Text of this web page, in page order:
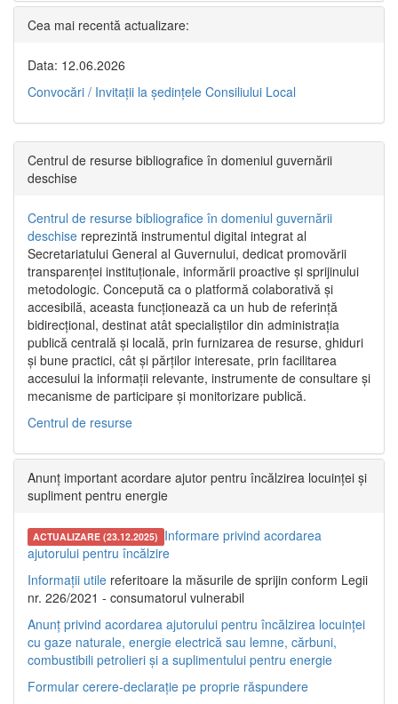
Cea mai recentă actualizare:
Data: 12.06.2026
Convocări / Invitaţii la şedinţele Consiliului Local
Centrul de resurse bibliografice în domeniul guvernării
deschise
Centrul de resurse bibliografice în domeniul guvernării
deschise reprezintă instrumentul digital integrat al
Secretariatului General al Guvernului, dedicat promovării
transparenței instituționale, informării proactive și sprijinului
metodologic. Concepută ca o platformă colaborativă și
accesibilă, aceasta funcționează ca un hub de referință
bidirecțional, destinat atât specialiștilor din administrația
publică centrală și locală, prin furnizarea de resurse, ghiduri
și bune practici, cât și părților interesate, prin facilitarea
accesului la informații relevante, instrumente de consultare și
mecanisme de participare și monitorizare publică.
Centrul de resurse
Anunț important acordare ajutor pentru încălzirea locuinței și
supliment pentru energie
ACTUALIZARE (23.12.2025) Informare privind acordarea
ajutorului pentru încălzire
Informații utile referitoare la măsurile de sprijin conform Legii
nr. 226/2021 - consumatorul vulnerabil
Anunț privind acordarea ajutorului pentru încălzirea locuinței
cu gaze naturale, energie electrică sau lemne, cărbuni,
combustibili petrolieri și a suplimentului pentru energie
Formular cerere-declarație pe proprie răspundere